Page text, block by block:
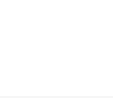
на секции, которых